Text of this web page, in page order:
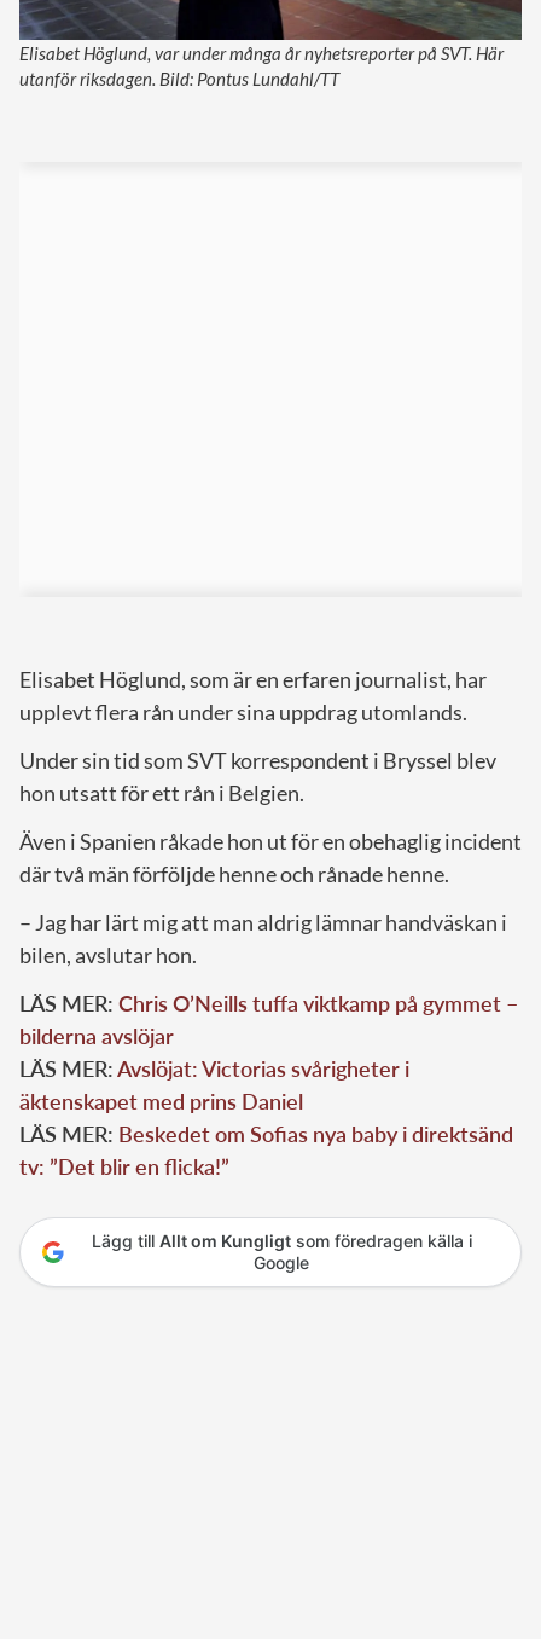
Elisabet Höglund, var under många år nyhetsreporter på SVT. Här
utanför riksdagen. Bild: Pontus Lundahl/TT
Elisabet Höglund, som är en erfaren journalist, har
upplevt flera rån under sina uppdrag utomlands.
Under sin tid som SVT korrespondent i Bryssel blev
hon utsatt för ett rån i Belgien.
Även i Spanien råkade hon ut för en obehaglig incident
där två män förföljde henne och rånade henne.
– Jag har lärt mig att man aldrig lämnar handväskan i
bilen, avslutar hon.
LÄS MER: Chris O’Neills tuffa viktkamp på gymmet –
bilderna avslöjar
LÄS MER:Avslöjat: Victorias svårigheter i
äktenskapet med prins Daniel
LÄS MER: Beskedet om Sofias nya baby i direktsänd
tv: ”Det blir en flicka!”
Lägg till Allt om Kungligtsom föredragen källa i
Google